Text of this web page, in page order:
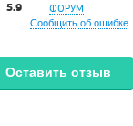
5.9 ФОРУМ
Сообщить об ошибке
Оставить отзыв